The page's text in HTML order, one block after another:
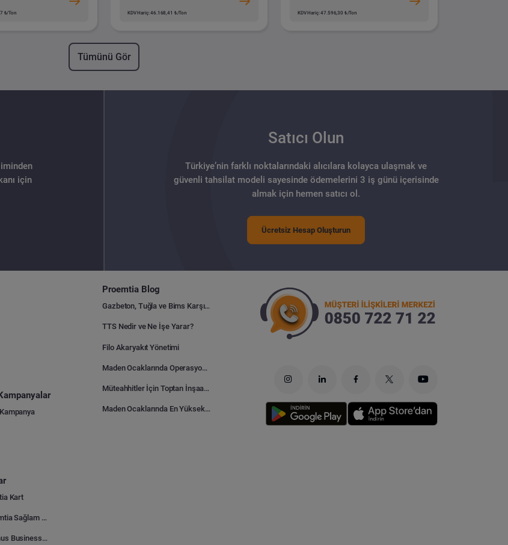
₺/Ton KDV Hariç: 46.168,41 ₺/Ton KDV Hariç: 47.596,30 ₺/Ton
Tümünü Gör
için
Satıcı Olun
Türkiye’nin farklı noktalarındaki alıcılara kolayca ulaşmak ve
güvenli tahsilat modeli sayesinde ödemelerini 3 iş günü içerisinde
almak için hemen satıcı ol.
Ücretsiz Hesap Oluşturun
Kart
Kuveyt Türk Proemtia Sağlam Bayi Kart
Garanti BBVA Bonus Business Proemtia Bayi Kart
Proemtia Blog
Gazbeton, Tuğla ve Bims Karşılaştırması: Hangisi Daha Avantajlı?
TTS Nedir ve Ne İşe Yarar?
Filo Akaryakıt Yönetimi
Maden Ocaklarında Operasyonel Verimlilik Nasıl Arttırılır?
Müteahhitler İçin Toptan İnşaat Malzemesi Satın Alma Rehberi
Maden Ocaklarında En Yüksek Gider Kalemleri Nelerdir?